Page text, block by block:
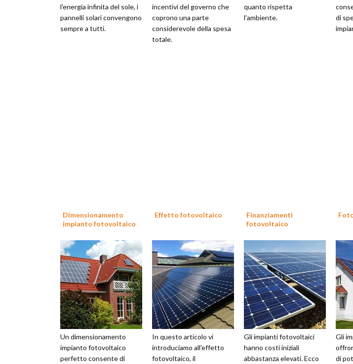
l'energia infinita del sole, i
pannelli solari convengono
sempre a tutti.
incentivi del governo che
coprono una parte
considerevole della spesa
totale.
quanto rispetta
l'ambiente.
di
Dimensionamento
impianto fotovoltaico
Un dimensionamento
impianto fotovoltaico
perfetto consente di
Effetto fotovoltaico
In questo articolo vi
introduciamo all'effetto
fotovoltaico, il
Finanziamenti
fotovoltaico
Gli impianti fotovoltaici
hanno costi iniziali
abbastanza elevati. Ecco
Gli
di